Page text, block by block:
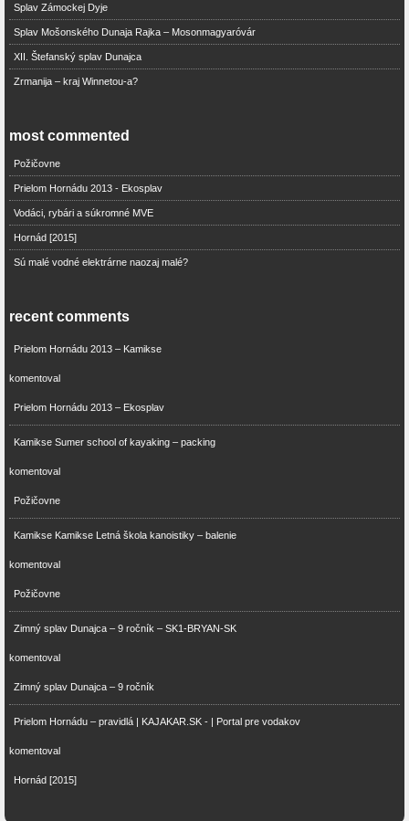
Splav Zámockej Dyje
Splav Mošonského Dunaja Rajka – Mosonmagyaróvár
XII. Štefanský splav Dunajca
Zrmanija – kraj Winnetou-a?
most commented
Požičovne
Prielom Hornádu 2013 - Ekosplav
Vodáci, rybári a súkromné MVE
Hornád [2015]
Sú malé vodné elektrárne naozaj malé?
recent comments
Prielom Hornádu 2013 – Kamikse
komentoval
Prielom Hornádu 2013 – Ekosplav
Kamikse Sumer school of kayaking – packing
komentoval
Požičovne
Kamikse Kamikse Letná škola kanoistiky – balenie
komentoval
Požičovne
Zimný splav Dunajca – 9 ročník – SK1-BRYAN-SK
komentoval
Zimný splav Dunajca – 9 ročník
Prielom Hornádu – pravidlá | KAJAKAR.SK - | Portal pre vodakov
komentoval
Hornád [2015]